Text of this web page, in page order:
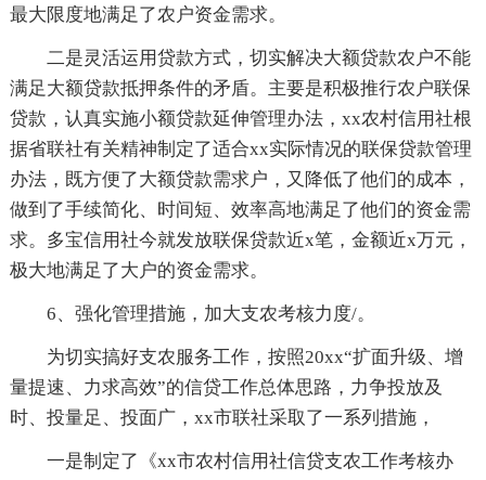
最大限度地满足了农户资金需求。
二是灵活运用贷款方式，切实解决大额贷款农户不能
满足大额贷款抵押条件的矛盾。主要是积极推行农户联保
贷款，认真实施小额贷款延伸管理办法，xx农村信用社根
据省联社有关精神制定了适合xx实际情况的联保贷款管理
办法，既方便了大额贷款需求户，又降低了他们的成本，
做到了手续简化、时间短、效率高地满足了他们的资金需
求。多宝信用社今就发放联保贷款近x笔，金额近x万元，
极大地满足了大户的资金需求。
6、强化管理措施，加大支农考核力度/。
为切实搞好支农服务工作，按照20xx“扩面升级、增
量提速、力求高效”的信贷工作总体思路，力争投放及
时、投量足、投面广，xx市联社采取了一系列措施，
一是制定了《xx市农村信用社信贷支农工作考核办